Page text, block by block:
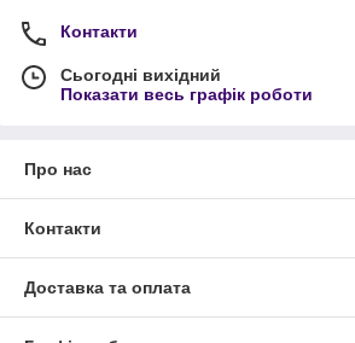
Контакти
Сьогодні вихідний
Показати весь графік роботи
Про нас
Контакти
Доставка та оплата